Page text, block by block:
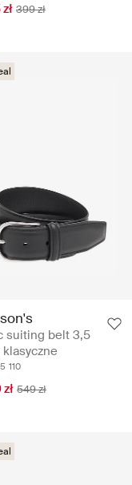
399 zł
suiting belt 3,5
klasyczne
110
549 zł